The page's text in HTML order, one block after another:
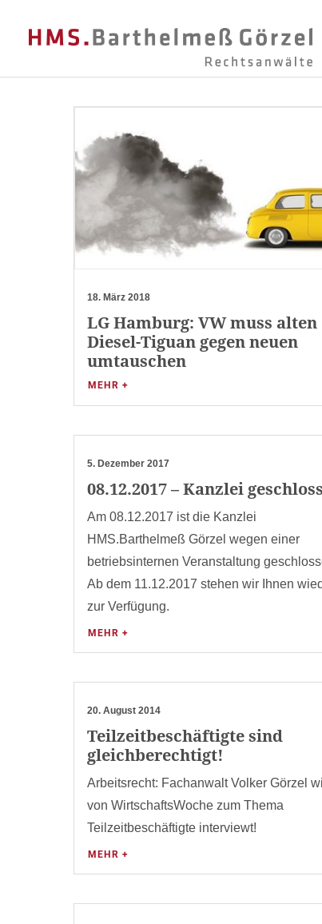
18. März 2018
LG Hamburg: VW muss alten
Diesel-Tiguan gegen neuen
umtauschen
MEHR +
5. Dezember 2017
08.12.2017 – Kanzlei
Am 08.12.2017 ist die Kanzlei
HMS.Barthelmeß Görzel wegen einer
betriebsinternen Veranstaltung
Ab dem 11.12.2017 stehen wir Ihnen
zur Verfügung.
MEHR +
20. August 2014
Teilzeitbeschäftigte sind
gleichberechtigt!
Arbeitsrecht: Fachanwalt Volker Görzel
von WirtschaftsWoche zum Thema
Teilzeitbeschäftigte interviewt!
MEHR +